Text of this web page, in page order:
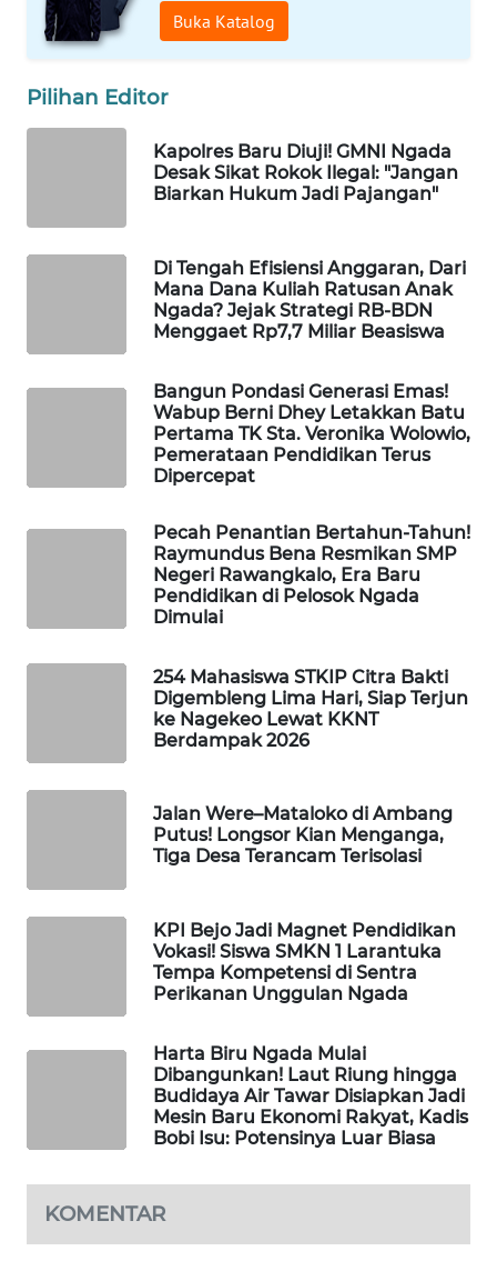
Buka Katalog
Pilihan Editor
Kapolres Baru Diuji! GMNI Ngada
Desak Sikat Rokok Ilegal: "Jangan
Biarkan Hukum Jadi Pajangan"
Di Tengah Efisiensi Anggaran, Dari
Mana Dana Kuliah Ratusan Anak
Ngada? Jejak Strategi RB-BDN
Menggaet Rp7,7 Miliar Beasiswa
Bangun Pondasi Generasi Emas!
Wabup Berni Dhey Letakkan Batu
Pertama TK Sta. Veronika Wolowio,
Pemerataan Pendidikan Terus
Dipercepat
Pecah Penantian Bertahun-Tahun!
Raymundus Bena Resmikan SMP
Negeri Rawangkalo, Era Baru
Pendidikan di Pelosok Ngada
Dimulai
254 Mahasiswa STKIP Citra Bakti
Digembleng Lima Hari, Siap Terjun
ke Nagekeo Lewat KKNT
Berdampak 2026
Jalan Were–Mataloko di Ambang
Putus! Longsor Kian Menganga,
Tiga Desa Terancam Terisolasi
KPI Bejo Jadi Magnet Pendidikan
Vokasi! Siswa SMKN 1 Larantuka
Tempa Kompetensi di Sentra
Perikanan Unggulan Ngada
Harta Biru Ngada Mulai
Dibangunkan! Laut Riung hingga
Budidaya Air Tawar Disiapkan Jadi
Mesin Baru Ekonomi Rakyat, Kadis
Bobi Isu: Potensinya Luar Biasa
KOMENTAR
ID
CO ID
WAHANA
SPORT
HEALTH
Wahana
LISTRIK
ID
MAWAKA